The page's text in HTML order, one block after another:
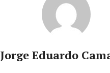
Jorge Eduardo